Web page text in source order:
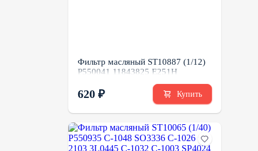
Фильтр масляный ST10887 (1/12)
P550041 11843825 E251H
620 ₽ Купить